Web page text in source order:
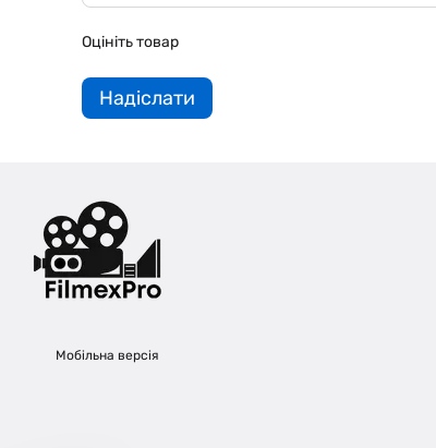
Оцініть товар
Надіслати
Мобільна версія